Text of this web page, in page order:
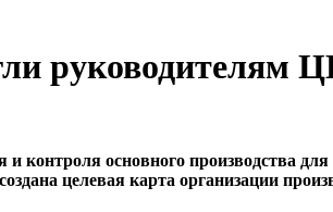
контроля основного производства
целевая карта организации